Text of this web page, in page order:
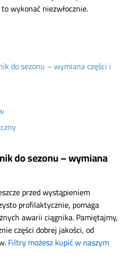
wykonać niezwłocznie.
do sezonu – wymiana części i
do sezonu – wymiana
przed wystąpieniem
profilaktycznie, pomaga
awarii ciągnika. Pamiętajmy,
części dobrej jakości, od
Filtry możesz kupić w naszym